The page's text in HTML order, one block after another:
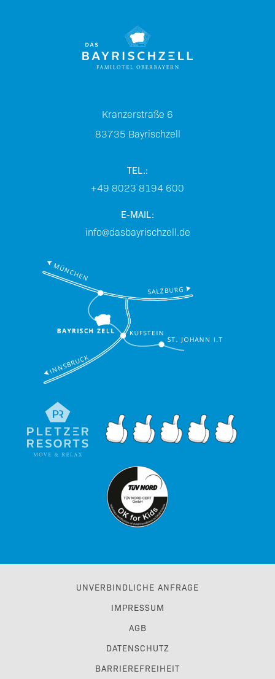
Kranzerstraße 6
83735 Bayrischzell
TEL.:
+49 8023 8194 600
E-MAIL:
info@dasbayrischzell.de
UNVERBINDLICHE ANFRAGE
IMPRESSUM
AGB
DATENSCHUTZ
BARRIEREFREIHEIT